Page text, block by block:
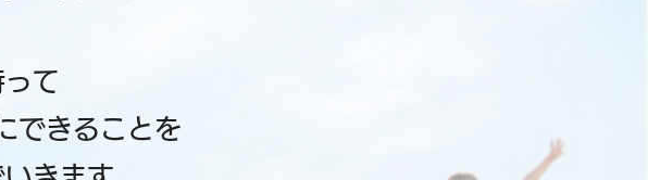
て
できることを